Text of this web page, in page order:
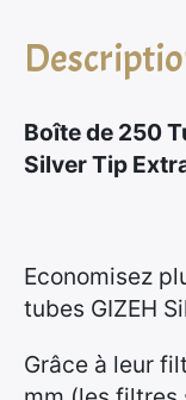
à
Cigarettes
GIZEH
Silver
Tip
Filtre
de
mm
Boîte de 250
Silver Tip
Economisez
tubes GIZEH
Grâce à leur